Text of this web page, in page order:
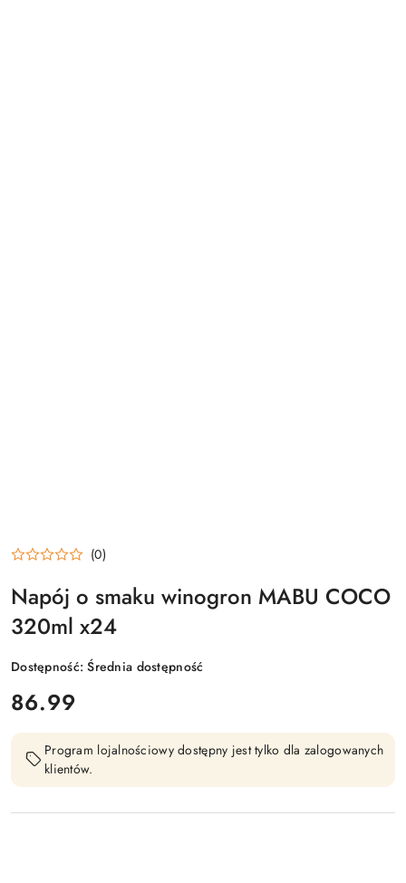
(0)
Napój o smaku winogron MABU COCO
320ml x24
Dostępność:Średnia dostępność
cena:
86.99
Program lojalnościowy dostępny jest tylko dla zalogowanych
klientów.